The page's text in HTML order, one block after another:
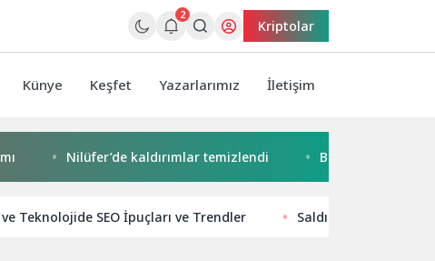
2
Kriptolar
Künye Keşfet Yazarlarımız İletişim
Nilüfer’de kaldırımlar temizlendi Başkan Pekyatırmacı’dan
Teknolojide SEO İpuçları ve Trendler Saldırganlar yayılma